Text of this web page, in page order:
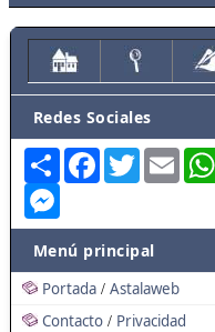
Redes Sociales
Share FacebookTwitterEmail
Menú principal
Portada / Astalaweb
Contacto / Privacidad